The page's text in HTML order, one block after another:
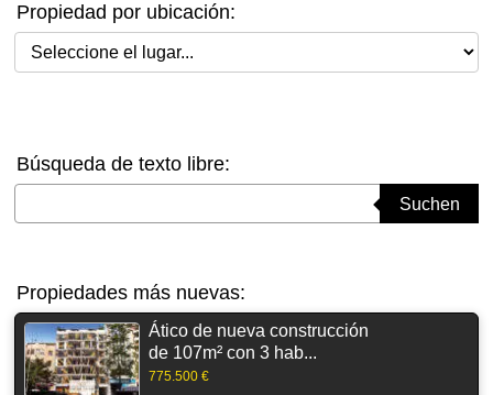
Propiedad por ubicación:
Seleccione el lugar
Búsqueda de texto libre:
Suchen
Propiedades más nuevas:
Ático de nueva construcción
de 107m² con 3 hab...
775.500 €